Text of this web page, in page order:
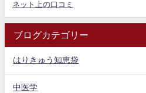
ネット上の口コミ
ブログカテゴリー
はりきゅう知恵袋
中医学